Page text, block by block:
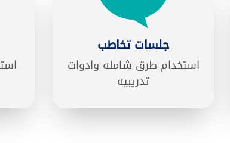
جلسات تخاطب
استخدام طرق شامله وادوات
تدريبيه